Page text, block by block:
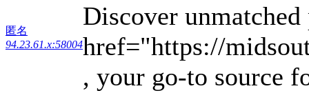
匿名
94.23.61.x:58004
Discover
href="https://
, your go-to source